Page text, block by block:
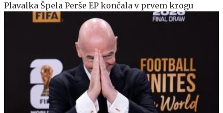
Plavalka Špela Perše EP končala v prvem krogu